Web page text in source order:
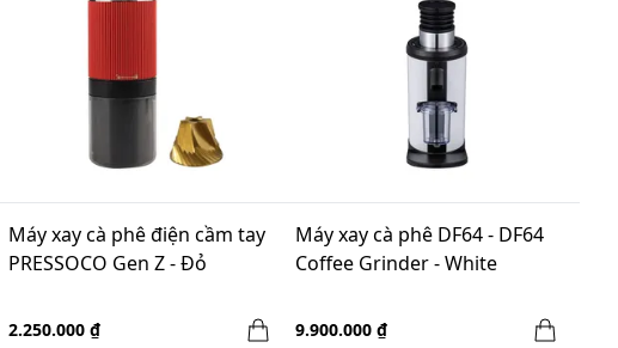
Máy xay cà phê điện cầm tay
PRESSOCO Gen Z - Đỏ
2.250.000 ₫
Máy xay cà phê DF64 - DF64
Coffee Grinder - White
9.900.000 ₫